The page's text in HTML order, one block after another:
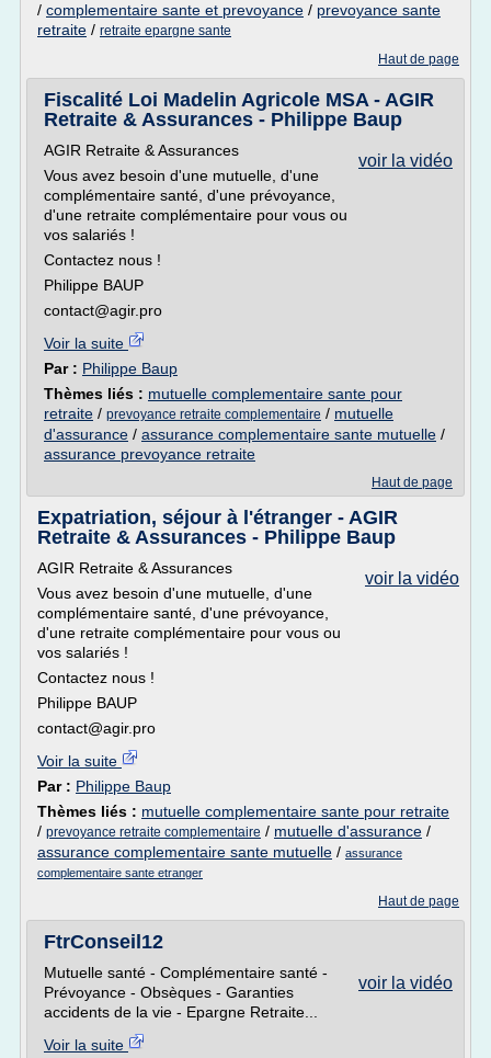
/ complementaire sante et prevoyance / prevoyance sante
retraite / retraite epargne sante
Haut de page
Fiscalité Loi Madelin Agricole MSA - AGIR
Retraite & Assurances - Philippe Baup
voir la vidéo
AGIR Retraite & Assurances
Vous avez besoin d'une mutuelle, d'une
complémentaire santé, d'une prévoyance,
d'une retraite complémentaire pour vous ou
vos salariés !
Contactez nous !
Philippe BAUP
contact@agir.pro
Voir la suite
Par : Philippe Baup
Thèmes liés : mutuelle complementaire sante pour
retraite / prevoyance retraite complementaire / mutuelle
d'assurance / assurance complementaire sante mutuelle /
assurance prevoyance retraite
Haut de page
Expatriation, séjour à l'étranger - AGIR
Retraite & Assurances - Philippe Baup
voir la vidéo
AGIR Retraite & Assurances
Vous avez besoin d'une mutuelle, d'une
complémentaire santé, d'une prévoyance,
d'une retraite complémentaire pour vous ou
vos salariés !
Contactez nous !
Philippe BAUP
contact@agir.pro
Voir la suite
Par : Philippe Baup
Thèmes liés : mutuelle complementaire sante pour retraite
/ prevoyance retraite complementaire / mutuelle d'assurance /
assurance complementaire sante mutuelle / assurance
complementaire sante etranger
Haut de page
FtrConseil12
voir la vidéo
Mutuelle santé - Complémentaire santé -
Prévoyance - Obsèques - Garanties
accidents de la vie - Epargne Retraite...
Voir la suite